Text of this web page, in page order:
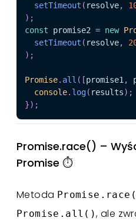
setTimeout ( resolve,
) ;
const promise2 = new
setTimeout ( resolve,
) ;
Promise. all ( [promise1 ,
console. log( results) ;
}) ;
Promise.race() –
Promise ⏱️
Metoda
Promise.all(), ale